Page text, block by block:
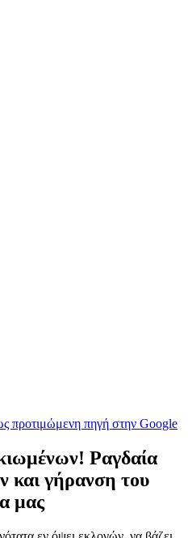
προτιμώμενη πηγή στην Google
Ραγδαία
και γήρανση του
μας